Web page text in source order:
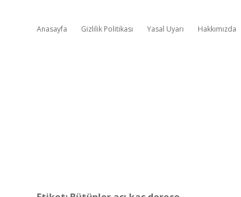
Anasayfa Gizlilik Politikası Yasal Uyarı Hakkımızda